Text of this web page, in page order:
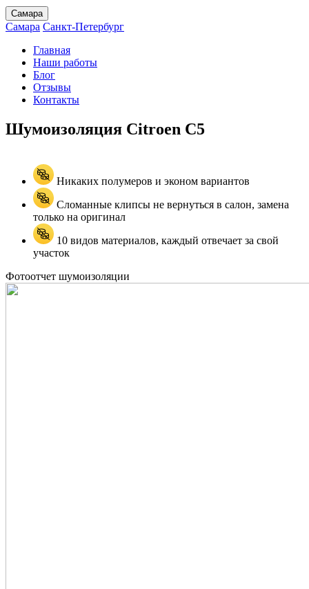
Самара
Самара Санкт-Петербург
Главная
Наши работы
Блог
Отзывы
Контакты
Шумоизоляция Citroen C5
Никаких полумеров и эконом вариантов
Сломанные клипсы не вернуться в салон, замена
только на оригинал
10 видов материалов, каждый отвечает за свой
участок
Фотоотчет шумоизоляции